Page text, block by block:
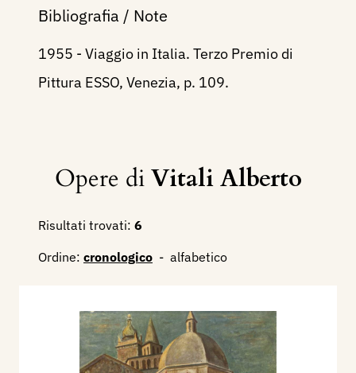
Bibliografia / Note
1955 - Viaggio in Italia. Terzo Premio di
Pittura ESSO, Venezia, p. 109.
Opere diVitali Alberto
Risultati trovati: 6
Ordine: cronologico - alfabetico